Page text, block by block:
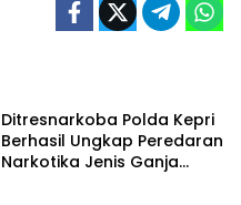
Ditresnarkoba Polda Kepri
Berhasil Ungkap Peredaran
Narkotika Jenis Ganja
HUKUM & KRIMINALITAS